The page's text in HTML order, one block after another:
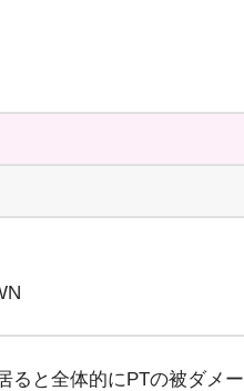
ると全体的にPTの被ダメー